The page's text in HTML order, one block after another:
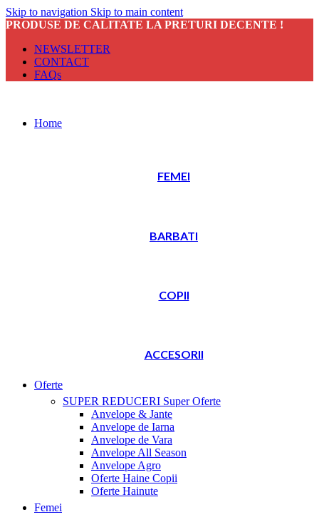
Skip to navigation Skip to main content
PRODUSE DE CALITATE LA PRETURI DECENTE !
NEWSLETTER
CONTACT
FAQs
Home
FEMEI
BARBATI
COPII
ACCESORII
Oferte
SUPER REDUCERI Super Oferte
Anvelope & Jante
Anvelope de Iarna
Anvelope de Vara
Anvelope All Season
Anvelope Agro
Oferte Haine Copii
Oferte Hainute
Femei